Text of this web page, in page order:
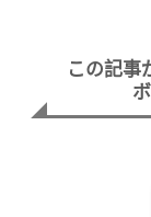
この記事